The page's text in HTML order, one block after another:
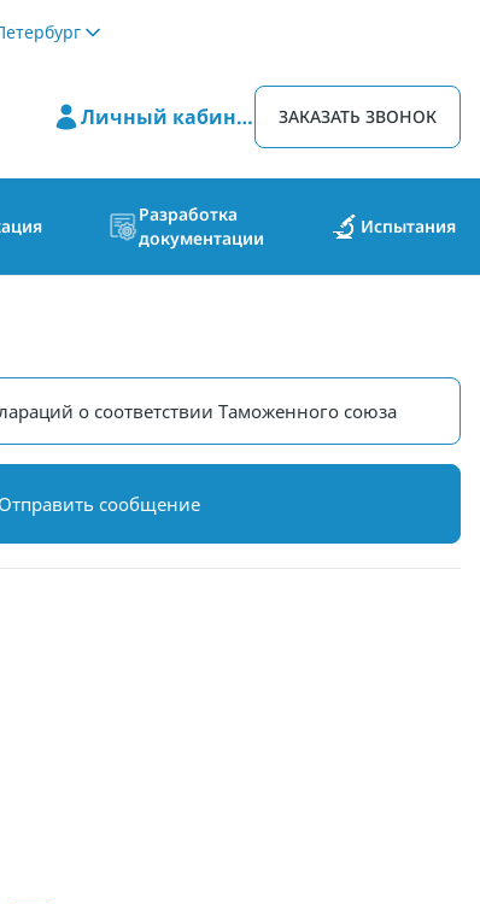
Личный кабинет ЗАКАЗАТЬ ЗВОНОК
Разработка
документации
Испытания
о соответствии Таможенного союза
Отправить сообщение